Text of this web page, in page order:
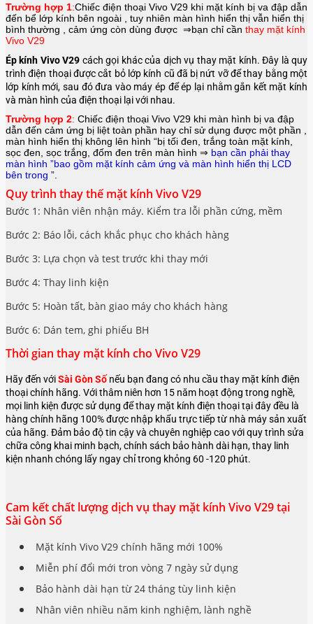
Trường hợp 1:Chiếc điện thoại Vivo V29 khi mặt kính bị va đập dẫn
đến bể lớp kính bên ngoài , tuy nhiên màn hình hiển thị vẫn hiển thị
bình thường , cảm ứng còn dùng được ⇒bạn chỉ cần thay mặt kính
Vivo V29
Ép kính Vivo V29 cách gọi khác của dịch vụ thay mặt kính. Đây là quy
trình điện thoại được cắt bỏ lớp kính cũ đã bị nứt vỡ để thay bằng một
lớp kính mới, sau đó đưa vào máy ép để ép lại nhằm gắn kết mặt kính
và màn hình của điện thoại lại với nhau.
Trường hợp 2: Chiếc điện thoại Vivo V29 khi màn hình bị va đập
dẫn đến cảm ứng bị liệt toàn phần hay chỉ sử dụng được một phần ,
màn hình hiển thị không lên hình “bị tối đen, trắng toàn mặt kính,
sọc đen, sọc trắng, đốm đen trên màn hình ⇒ bạn cần phải thay
màn hình ”bao gồm mặt kính cảm ứng và màn hình hiển thị LCD
bên trong ”.
Quy trình thay thế mặt kính Vivo V29
Bước 1: Nhân viên nhận máy. Kiểm tra lỗi phần cứng, mềm
Bước 2: Báo lỗi, cách khắc phục cho khách hàng
Bước 3: Lựa chọn và test trước khi thay mới
Bước 4: Thay linh kiện
Bước 5: Hoàn tất, bàn giao máy cho khách hàng
Bước 6: Dán tem, ghi phiếu BH
Thời gian thay mặt kính cho Vivo V29
Hãy đến vớiSài Gòn Số nếu bạn đang có nhu cầu thay mặt kính điện
thoại chính hãng. Với thâm niên hơn 15 năm hoạt động trong nghề,
mọi linh kiện được sử dụng để thay mặt kính điện thoại tại đây đều là
hàng chính hãng 100% được nhập khẩu trực tiếp từ nhà máy sản xuất
của hãng. Đảm bảo độ tin cậy và chuyên nghiệp cao với quy trình sửa
chữa công khai minh bạch, chính sách bảo hành dài hạn, thay linh
kiện nhanh chóng lấy ngay chỉ trong khỏng 60 -120 phút.
Cam kết chất lượng dịch vụ thay mặt kính Vivo V29 tại
Sài Gòn Số
Mặt kính Vivo V29 chính hãng mới 100%
Miễn phí đổi mới tron vòng 7 ngày sử dụng
Bảo hành dài hạn từ 24 tháng tùy linh kiện
Nhân viên nhiều năm kinh nghiệm, lành nghề